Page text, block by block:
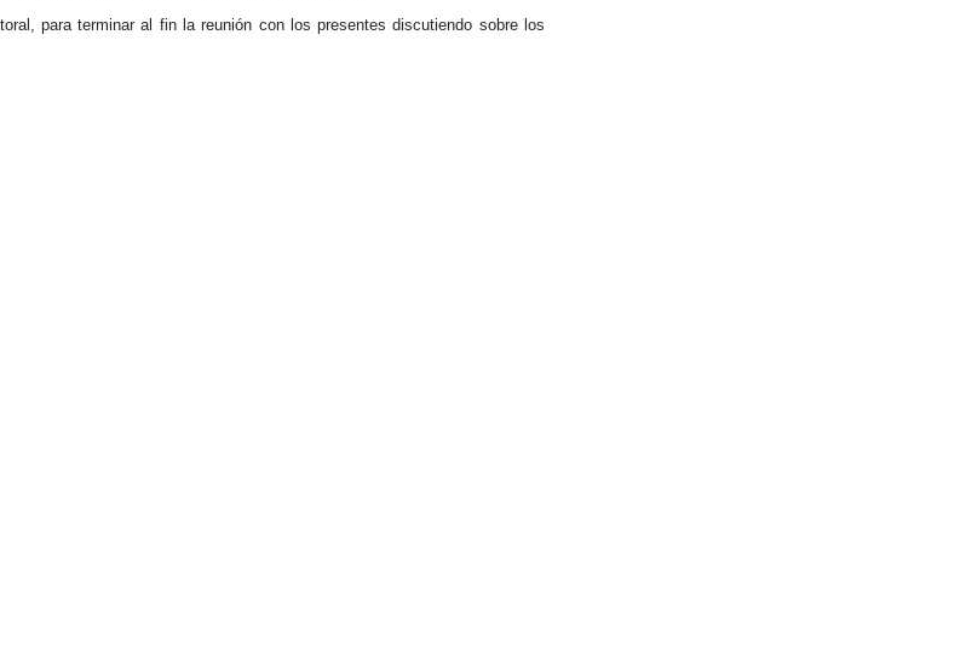
para terminar al fin la reunión con los presentes discutiendo sobre los